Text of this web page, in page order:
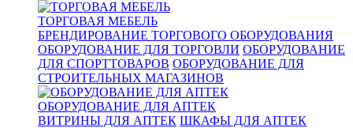
ТОРГОВАЯ МЕБЕЛЬ
БРЕНДИРОВАНИЕ ТОРГОВОГО ОБОРУДОВАНИЯ
ОБОРУДОВАНИЕ ДЛЯ ТОРГОВЛИ ОБОРУДОВАНИЕ
ДЛЯ СПОРТТОВАРОВ ОБОРУДОВАНИЕ ДЛЯ
СТРОИТЕЛЬНЫХ МАГАЗИНОВ
ОБОРУДОВАНИЕ ДЛЯ АПТЕК
ВИТРИНЫ ДЛЯ АПТЕК ШКАФЫ ДЛЯ АПТЕК